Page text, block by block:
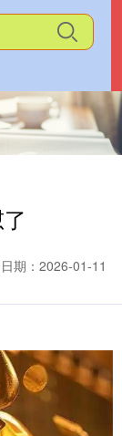
日期：2026-01-11